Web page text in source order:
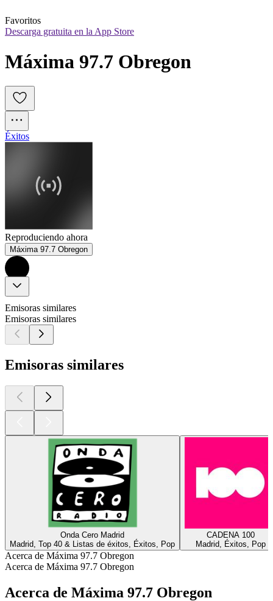
Favoritos
Descarga gratuita en la App Store
Máxima 97.7 Obregon
Éxitos
Reproduciendo ahora
Máxima 97.7 Obregon
Emisoras similares
Emisoras similares
Emisoras similares
Onda Cero Madrid
Madrid, Top 40 & Listas de éxitos, Éxitos, Pop
CADENA 100
Madrid, Éxitos, Pop
Acerca de Máxima 97.7 Obregon
Acerca de Máxima 97.7 Obregon
Acerca de Máxima 97.7 Obregon